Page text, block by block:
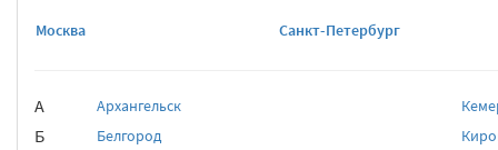
Москва Санкт-Петербург
А Архангельск
Б
Белгород